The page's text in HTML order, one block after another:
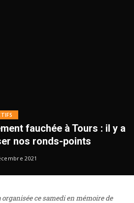
fauchée à Tours : il y a
nos ronds-points
2021
ce samedi en mémoire de